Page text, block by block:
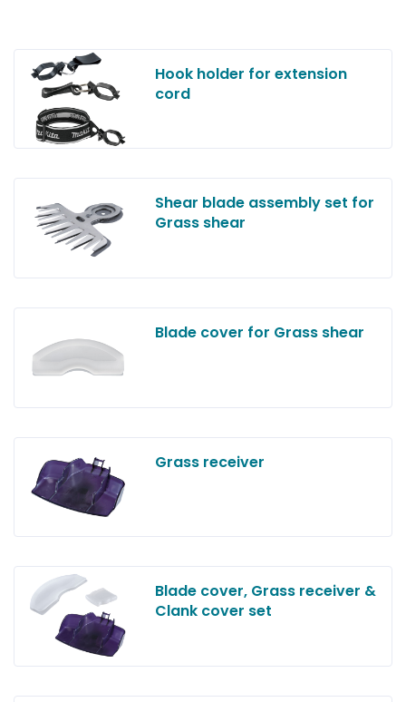
Hook holder for extension
cord
Shear blade assembly set for
Grass shear
Blade cover for Grass shear
Grass receiver
Blade cover, Grass receiver &
Clank cover set